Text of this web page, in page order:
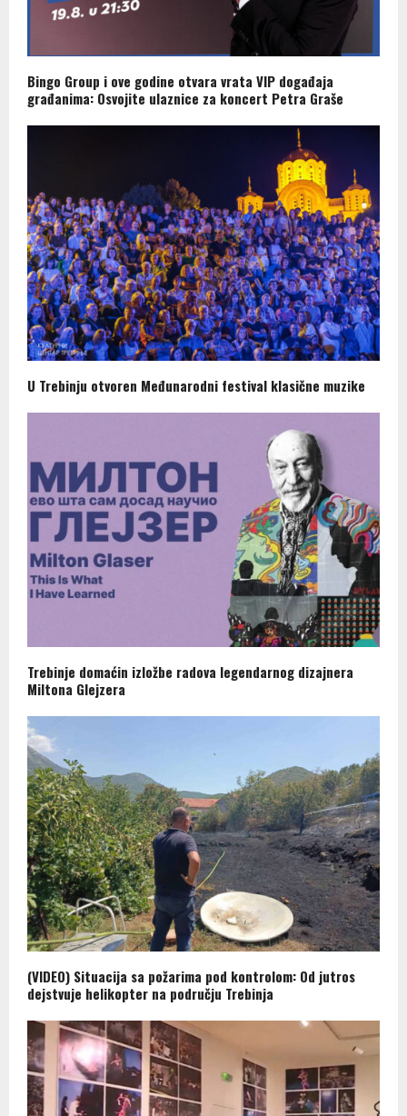
Bingo Group i ove godine otvara vrata VIP događaja
građanima: Osvojite ulaznice za koncert Petra Graše
U Trebinju otvoren Međunarodni festival klasične muzike
Trebinje domaćin izložbe radova legendarnog dizajnera
Miltona Glejzera
(VIDEO) Situacija sa požarima pod kontrolom: Od jutros
dejstvuje helikopter na području Trebinja